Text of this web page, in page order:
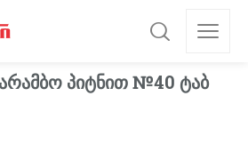
პიტნით №40 ტაბ